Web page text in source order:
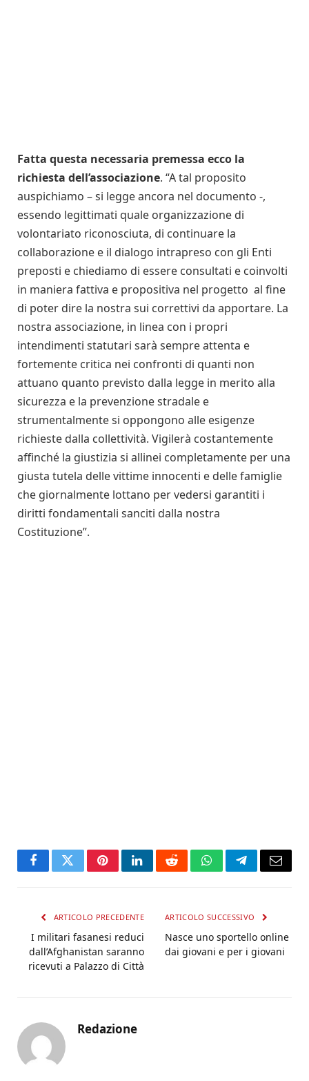
Fatta questa necessaria premessa ecco la
richiesta dell’associazione. “A tal proposito
auspichiamo – si legge ancora nel documento -,
essendo legittimati quale organizzazione di
volontariato riconosciuta, di continuare la
collaborazione e il dialogo intrapreso con gli Enti
preposti e chiediamo di essere consultati e coinvolti
in maniera fattiva e propositiva nel progetto al fine
di poter dire la nostra sui correttivi da apportare. La
nostra associazione, in linea con i propri
intendimenti statutari sarà sempre attenta e
fortemente critica nei confronti di quanti non
attuano quanto previsto dalla legge in merito alla
sicurezza e la prevenzione stradale e
strumentalmente si oppongono alle esigenze
richieste dalla collettività. Vigilerà costantemente
affinché la giustizia si allinei completamente per una
giusta tutela delle vittime innocenti e delle famiglie
che giornalmente lottano per vedersi garantiti i
diritti fondamentali sanciti dalla nostra
Costituzione”.
FacebookTwitterPinterestLinkedInRedditWhatsAppTelegramEmail
ARTICOLO PRECEDENTE
I militari fasanesi reduci
dall’Afghanistan saranno
ricevuti a Palazzo di Città
ARTICOLO SUCCESSIVO
Nasce uno sportello online
dai giovani e per i giovani
Redazione